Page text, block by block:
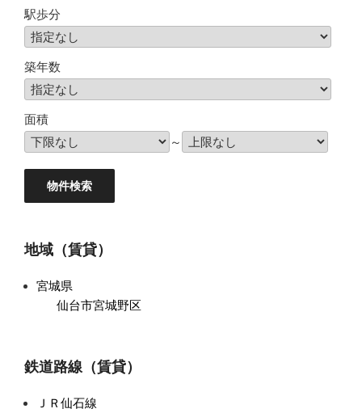
駅歩分
築年数
面積
～
地域（賃貸）
宮城県
仙台市宮城野区
鉄道路線（賃貸）
ＪＲ仙石線